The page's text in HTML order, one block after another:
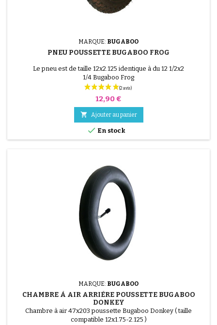
MARQUE: BUGABOO
PNEU POUSSETTE BUGABOO FROG
Le pneu est de taille 12x2.125 identique à du 12 1/2x2
1/4 Bugaboo Frog
Prix
12,90 €
 Ajouter au panier
 En stock
MARQUE: BUGABOO
CHAMBRE À AIR ARRIÈRE POUSSETTE BUGABOO
DONKEY
Chambre à air 47x203 poussette Bugaboo Donkey ( taille
compatible 12x1.75-2.125 )